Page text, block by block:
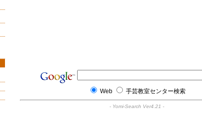
Web 手芸教室センター検索
- Yomi-Search Ver4.21 -